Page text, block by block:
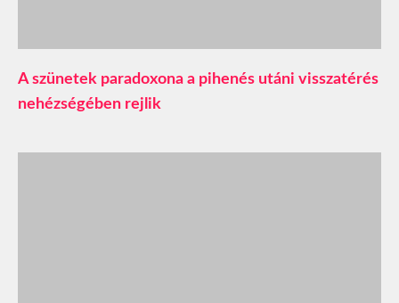
A szünetek paradoxona a pihenés utáni visszatérés
nehézségében rejlik